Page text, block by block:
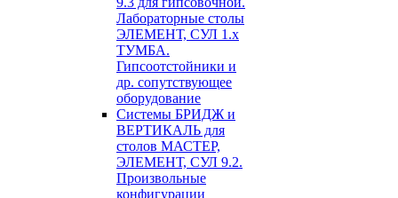
Лабораторные столы
ЭЛЕМЕНТ, СУЛ 1.х
ТУМБА.
Гипсоотстойники и
др. сопутствующее
оборудование
Системы БРИДЖ и
ВЕРТИКАЛЬ для
столов МАСТЕР,
ЭЛЕМЕНТ, СУЛ 9.2.
Произвольные
конфигурации